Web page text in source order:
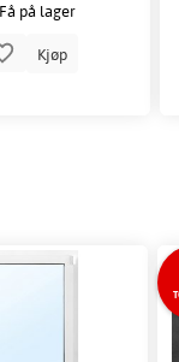
Få på lager
Kjøp